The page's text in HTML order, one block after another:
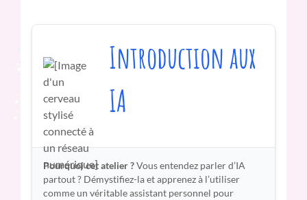
Introduction aux
IA
Pourquoi cet atelier ?Vous entendez parler d’IA
partout ? Démystifiez-la et apprenez à l’utiliser
comme un véritable assistant personnel pour